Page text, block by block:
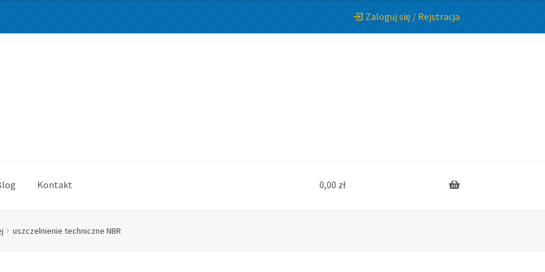
Zaloguj się / Rejstracja
Kontakt 0,00 zł
uszczelnienie techniczne NBR